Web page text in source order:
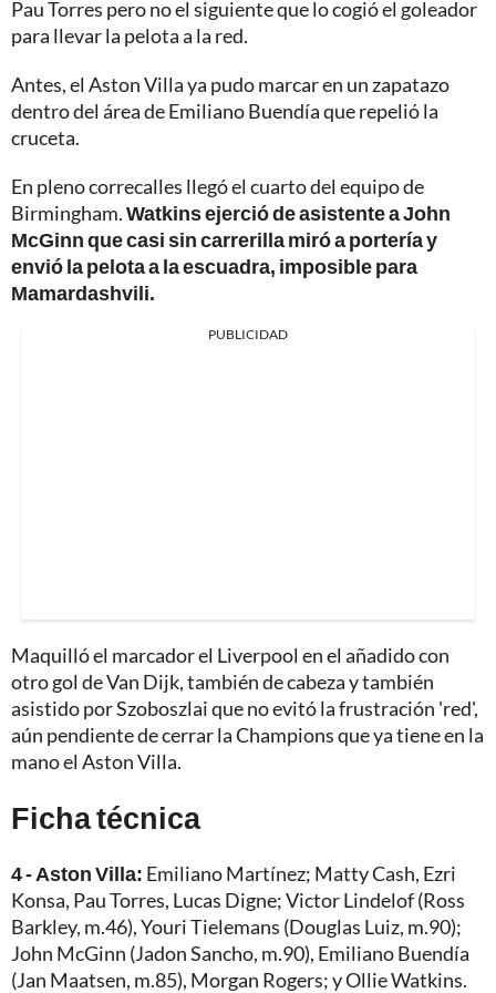
Pau Torres pero no el siguiente que lo cogió el goleador
para llevar la pelota a la red.
Antes, el Aston Villa ya pudo marcar en un zapatazo
dentro del área de Emiliano Buendía que repelió la
cruceta.
En pleno correcalles llegó el cuarto del equipo de
Birmingham.Watkins ejerció de asistente a John
McGinn que casi sin carrerilla miró a portería y
envió la pelota a la escuadra, imposible para
Mamardashvili.
PUBLICIDAD
Maquilló el marcador el Liverpool en el añadido con
otro gol de Van Dijk, también de cabeza y también
asistido por Szoboszlai que no evitó la frustración 'red',
aún pendiente de cerrar la Champions que ya tiene en la
mano el Aston Villa.
Ficha técnica
4 - Aston Villa: Emiliano Martínez; Matty Cash, Ezri
Konsa, Pau Torres, Lucas Digne; Victor Lindelof (Ross
Barkley, m.46), Youri Tielemans (Douglas Luiz, m.90);
John McGinn (Jadon Sancho, m.90), Emiliano Buendía
(Jan Maatsen, m.85), Morgan Rogers; y Ollie Watkins.